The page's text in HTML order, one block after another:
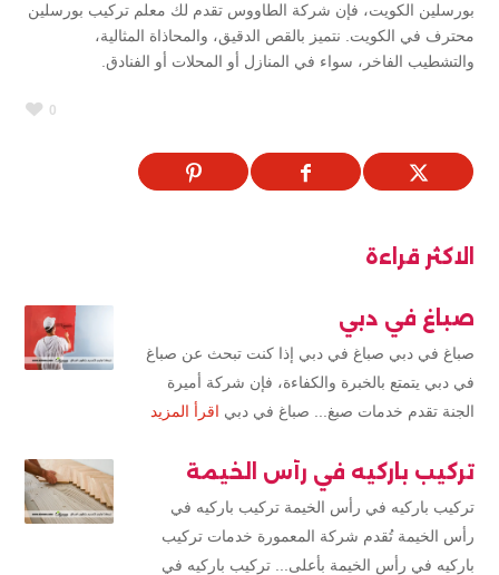
بورسلين الكويت، فإن شركة الطاووس تقدم لك معلم تركيب بورسلين
محترف في الكويت. نتميز بالقص الدقيق، والمحاذاة المثالية،
والتشطيب الفاخر، سواء في المنازل أو المحلات أو الفنادق.
0
الاكثر قراءة
صباغ في دبي
صباغ في دبي صباغ في دبي إذا كنت تبحث عن صباغ
في دبي يتمتع بالخبرة والكفاءة، فإن شركة أميرة
الجنة تقدم خدمات صبغ... صباغ في دبي اقرأ المزيد
تركيب باركيه في رأس الخيمة
تركيب باركيه في رأس الخيمة تركيب باركيه في
رأس الخيمة تُقدم شركة المعمورة خدمات تركيب
باركيه في رأس الخيمة بأعلى... تركيب باركيه في